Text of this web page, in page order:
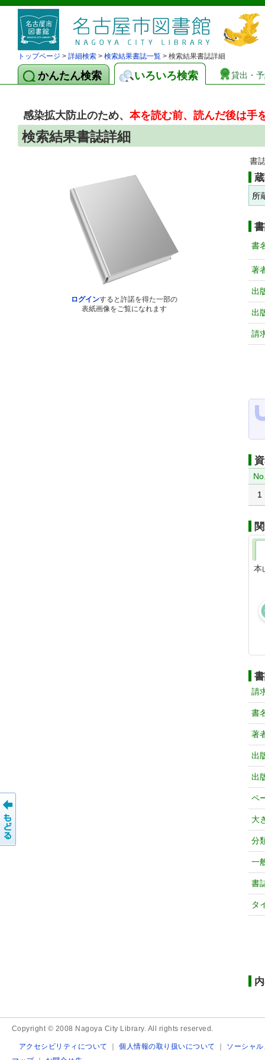
トップページ > 詳細検索 > 検索結果書誌一覧 > 検索結果書誌詳細
かんたん検索 いろいろ検索 貸出・
感染拡大防止のため、本を読む前、読んだ後は手
検索結果書誌詳細
ログインすると許諾を得た一部の
表紙画像をご覧になれます
書
所
書
著
出
出
請
1
本
請
書
著
出
出
ペ
大
分
一
書
タ
Copyright © 2008 Nagoya City Library. All rights reserved.
アクセシビリティについて ｜個人情報の取り扱いについて ｜ ソーシャ